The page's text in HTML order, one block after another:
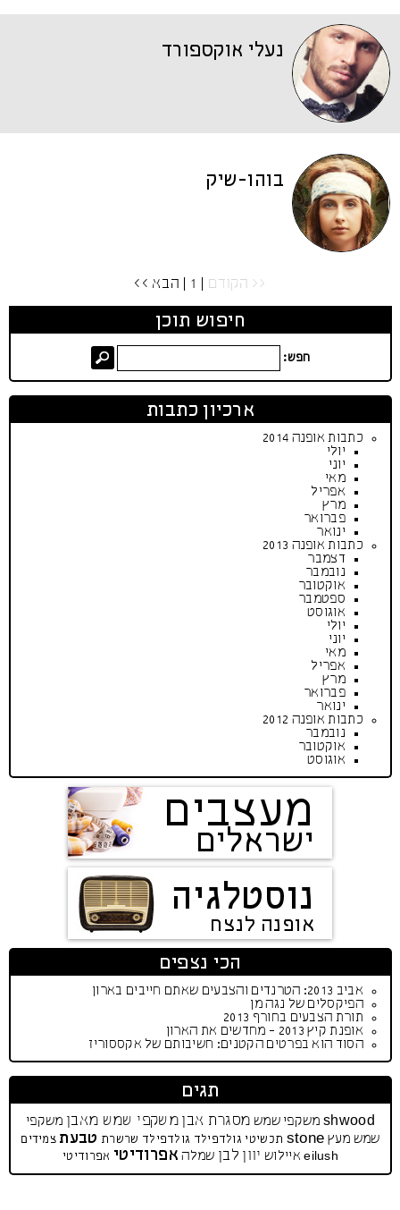
נעלי אוקספורד
בוהו-שיק
<< הקודם הבא >>
חיפוש תוכן
חפש:
ארכיון כתבות
כתבות אופנה 2014
יולי
יוני
מאי
אפריל
מרץ
פברואר
ינואר
כתבות אופנה 2013
דצמבר
נובמבר
אוקטובר
ספטמבר
אוגוסט
יולי
יוני
מאי
אפריל
מרץ
פברואר
ינואר
כתבות אופנה 2012
נובמבר
אוקטובר
אוגוסט
מעצבים
ישראלים
נוסטלגיה
אופנה לנצח
הכי נצפים
אביב 2013: הטרנדים והצבעים שאתם חייבים בארון
הפיקסלים של נגה מן
תורת הצבעים בחורף 2013
אופנת קיץ 2013 - מחדשים את הארון
הסוד הוא בפרטים הקטנים: חשיבותם של אקססוריז
תגים
shwood משקפי שמש מסגרת אבן משקפי שמש מאבן משקפי
שמש מעץ stone תכשיטי גולדפילד גולדפילד שרשרת טבעת צמידים
eilush איילוש יוון לבן שמלה אפרודיטי אפרודיטי